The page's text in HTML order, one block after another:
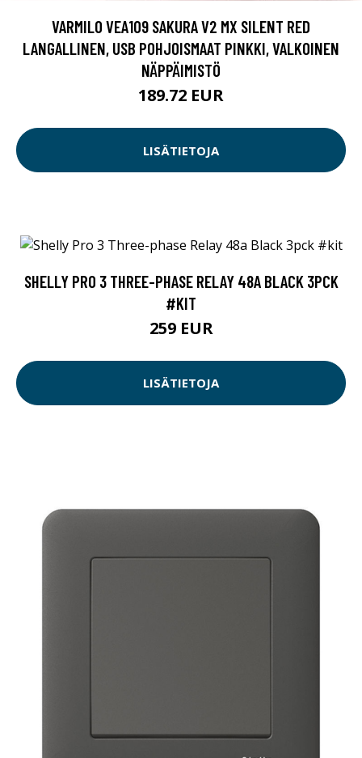
VARMILO VEA109 SAKURA V2 MX SILENT RED
LANGALLINEN, USB POHJOISMAAT PINKKI, VALKOINEN
NÄPPÄIMISTÖ
189.72 EUR
LISÄTIETOJA
SHELLY PRO 3 THREE-PHASE RELAY 48A BLACK 3PCK
#KIT
259 EUR
LISÄTIETOJA